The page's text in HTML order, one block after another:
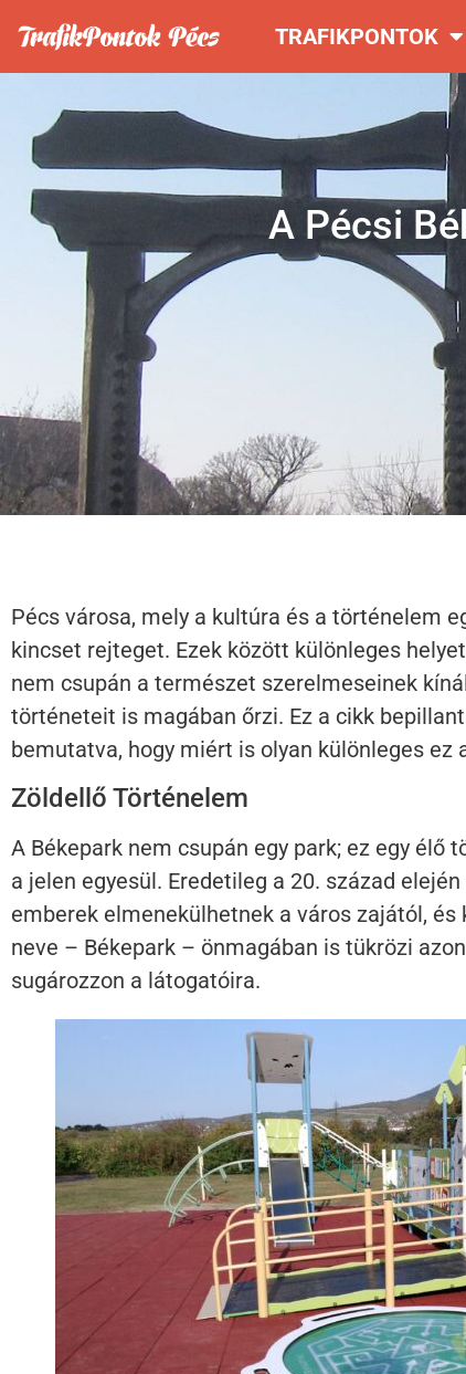
TRAFIKPONTOK
A Pécsi
Pécs városa, mely a kultúra és a történelem
kincset rejteget. Ezek között különleges
nem csupán a természet szerelmeseinek
történeteit is magában őrzi. Ez a cikk
bemutatva, hogy miért is olyan különleges ez
Zöldellő Történelem
A Békepark nem csupán egy park; ez egy
a jelen egyesül. Eredetileg a 20. század
emberek elmenekülhetnek a város zajától,
neve – Békepark – önmagában is tükrözi
sugározzon a látogatóira.